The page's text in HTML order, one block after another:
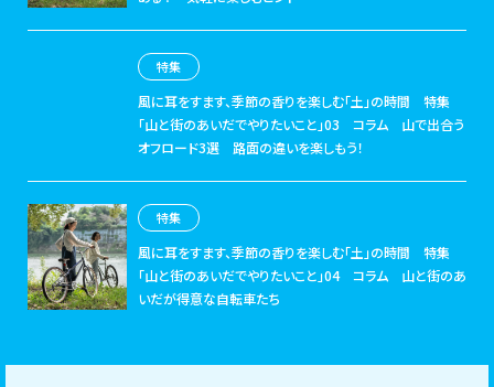
特集
風に耳をすます、季節の香りを楽しむ「土」の時間 特集
「山と街のあいだでやりたいこと」03 コラム 山で出合う
オフロード3選 路面の違いを楽しもう！
特集
風に耳をすます、季節の香りを楽しむ「土」の時間 特集
「山と街のあいだでやりたいこと」04 コラム 山と街のあ
いだが得意な自転車たち